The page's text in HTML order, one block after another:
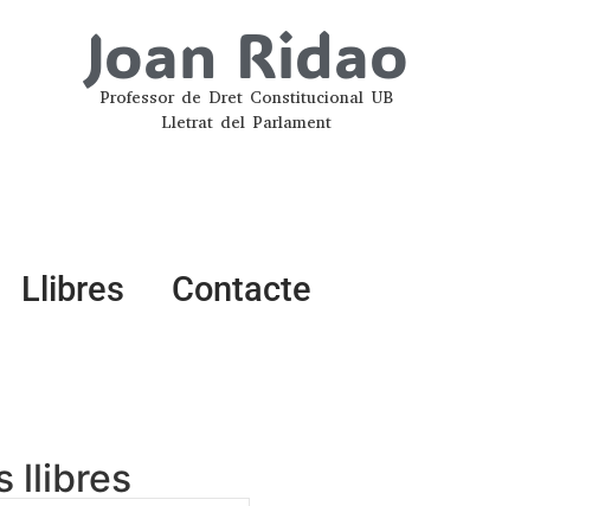
Joan Ridao
Professor de Dret Constitucional UB
Lletrat del Parlament
Llibres Contacte
llibres